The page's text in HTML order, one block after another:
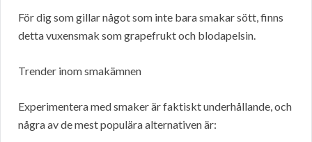
För dig som gillar något som inte bara smakar sött, finns
detta vuxensmak som grapefrukt och blodapelsin.
Trender inom smakämnen
Experimentera med smaker är faktiskt underhållande, och
några av de mest populära alternativen är: